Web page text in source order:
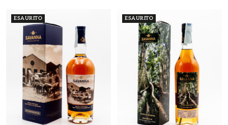
ESAURITO ESAURITO